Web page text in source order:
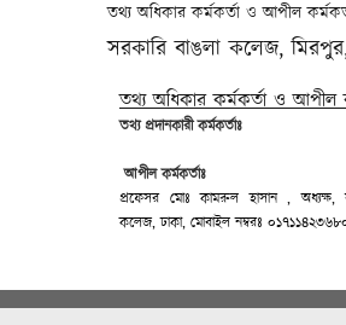
তথ্য অধিকার কর্মকর্তা ও আপীল
সরকারি বাঙলা কলেজ,
তথ্য অধিকার কর্মকর্তা ও আপীল
তথ্য প্রদানকারী কর্মকর্তাঃ
আপীল কর্মকর্তাঃ
প্রফেসর মোঃ কামরুল হাসান , অধ্যক্ষ,
কলেজ, ঢাকা, মোবাইল নম্বরঃ